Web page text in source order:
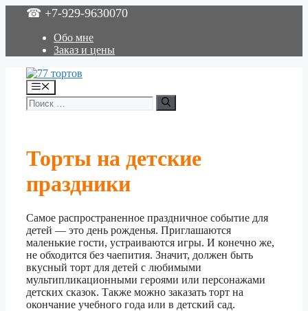
Перейти
содержимому
☎ +7-929-9630070
Обо мне
Заказ и цены
Меню
Поиск:
Торты на детские
праздники
Самое распространенное праздничное событие для
детей — это день рожденья. Приглашаются
маленькие гости, устраиваются игры. И конечно же,
не обходится без чаепития. Значит, должен быть
вкусный торт для детей с любимыми
мультипликационными героями или персонажами
детских сказок. Также можно заказать торт на
окончание учебного года или в детский сад.